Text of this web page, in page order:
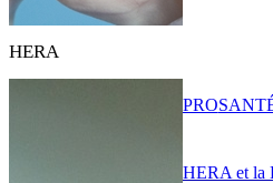
HERA
HERA et la
PRO